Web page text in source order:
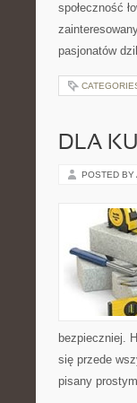
społeczność
pasjonatów
DLA
POSTED BY
bezpieczniej.
się przede
pisany